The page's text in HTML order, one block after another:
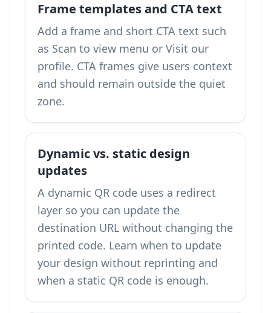
Frame templates and CTA text
Add a frame and short CTA text such
as Scan to view menu or Visit our
profile. CTA frames give users context
and should remain outside the quiet
zone.
Dynamic vs. static design
updates
A dynamic QR code uses a redirect
layer so you can update the
destination URL without changing the
printed code. Learn when to update
your design without reprinting and
when a static QR code is enough.